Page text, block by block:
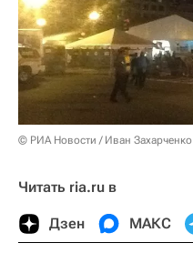
© РИА Новости / Иван Захарченко
Читать ria.ru в
Дзен МАКС